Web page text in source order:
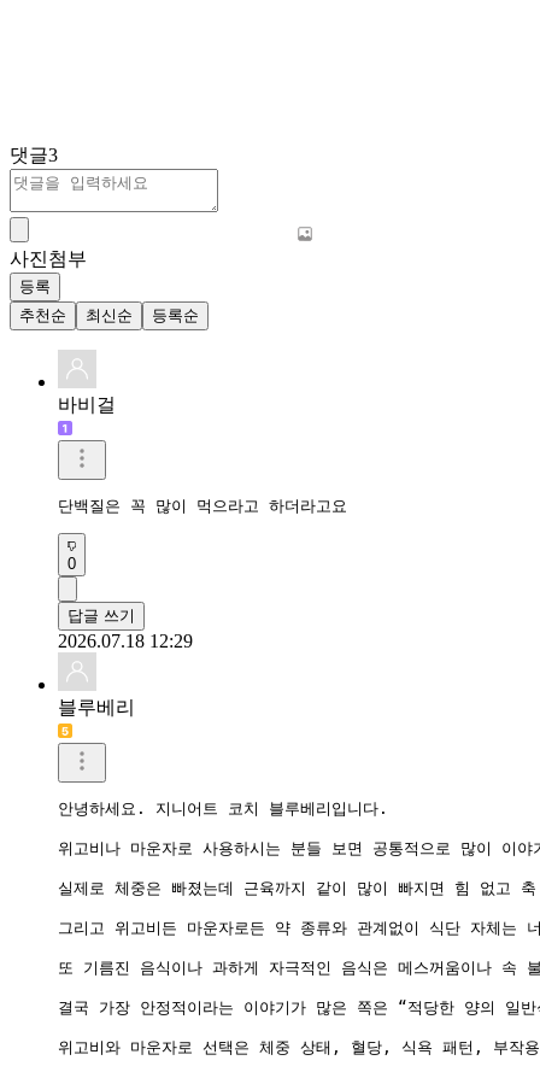
댓글3
사진첨부
등록
추천순
최신순 등록순
바비걸
단백질은 꼭 많이 먹으라고 하더라고요
0
답글 쓰기
2026.07.18 12:29
블루베리
안녕하세요. 지니어트 코치 블루베리입니다.
위고비나 마운자로 사용하시는 분들 보면 공통적으로 많이 이
실제로 체중은 빠졌는데 근육까지 같이 많이 빠지면 힘 없고
그리고 위고비든 마운자로든 약 종류와 관계없이 식단 자체
또 기름진 음식이나 과하게 자극적인 음식은 메스꺼움이나
결국 가장 안정적이라는 이야기가 많은 쪽은 “적당한 양의
위고비와 마운자로 선택은 체중 상태, 혈당, 식욕 패턴, 부작